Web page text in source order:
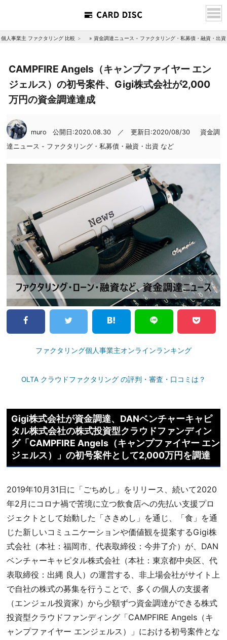
個人事業主 ファクタリング 比較 » 資金調達ニュース - ファクタリング・私募債・融資・出
CAMPFIRE Angels（キャンプファイヤー エン
ジェルス）の初号案件、Gigi株式会社が2,000
万円の資金調達達成
muro 公開日:2020.08.30 ／ 更新日:2020/08/30
資金調
達ニュース - ファクタリング・私募債・融資・出資 など
ファクタリング個人事業主オンラインランキング
OLTA クラウドファクタリング の評判・審査・口コミは？
Gigi株式会社が資金調達、DANベンチャーキャピ
タル株式会社の株式投資型クラウドファンディン
グ「CAMPFIRE Angels（キャンプファイヤー エン
ジェルス）」の初号案件として2,000万円を調達
2019年10月31日に「ごちめし」をリリース、続いて2020
年2月にコロナ禍で苦境に立つ飲食店への先払い支援プロ
ジェクトとして始動した「さきめし」を通じ、「食」を通
じた新しいコミュニケーションや価値観を提案するGigi株
式会社（本社：福岡市、代表取締役：今井了介）が、DAN
ベンチャーキャピタル株式会社（本社：東京都中央区、代
表取締役：出縄 良人）の運営する、非上場会社がサイト上
で自社の株式の募集を行うことで、多くの個人の支援者
（エンジェル投資家）から少額ずつ資金調達ができる株式
投資型クラウドファンディング「CAMPFIRE Angels（キ
ャンプファイヤー エンジェルス）」における初号案件とな